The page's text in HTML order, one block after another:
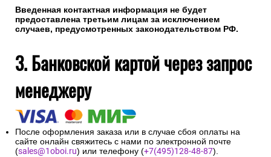
Введенная контактная информация не будет
предоставлена третьим лицам за исключением
случаев, предусмотренных законодательством РФ.
3. Банковской картой через запрос
менеджеру
После оформления заказа или в случае сбоя оплаты на
сайте онлайн свяжитесь с нами по электронной почте
(sales@1oboi.ru) или телефону (+7(495)128-48-87).